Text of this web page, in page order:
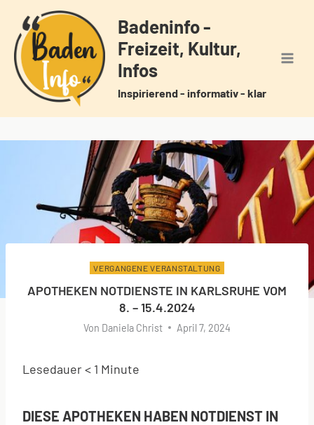
Inhalt
springen
Badeninfo -
Freizeit, Kultur,
Infos
Inspirierend - informativ - klar
VERGANGENE VERANSTALTUNG
APOTHEKEN NOTDIENSTE IN KARLSRUHE VOM
8. – 15.4.2024
Von Daniela Christ April 7, 2024
Lesedauer< 1 Minute
DIESE APOTHEKEN HABEN NOTDIENST IN